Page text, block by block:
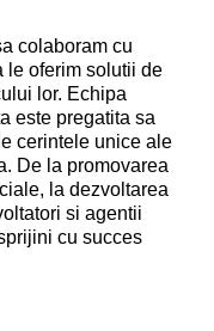
colaboram cu
le oferim solutii de
lor. Echipa
este pregatita sa
cerintele unice ale
De la promovarea
la dezvoltarea
si agentii
cu succes